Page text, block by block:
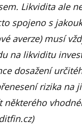
Likvidita ale
spojeno s
averze) musí
na likviditu
dosažení
rizika na
některého